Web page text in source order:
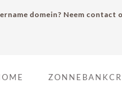
domein? Neem contact